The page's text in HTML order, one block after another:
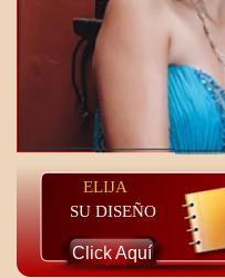
tus
ELIJA
SU DISEÑO
Click Aquí